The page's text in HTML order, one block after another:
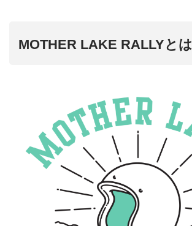
MOTHER LAKE RALLYとは